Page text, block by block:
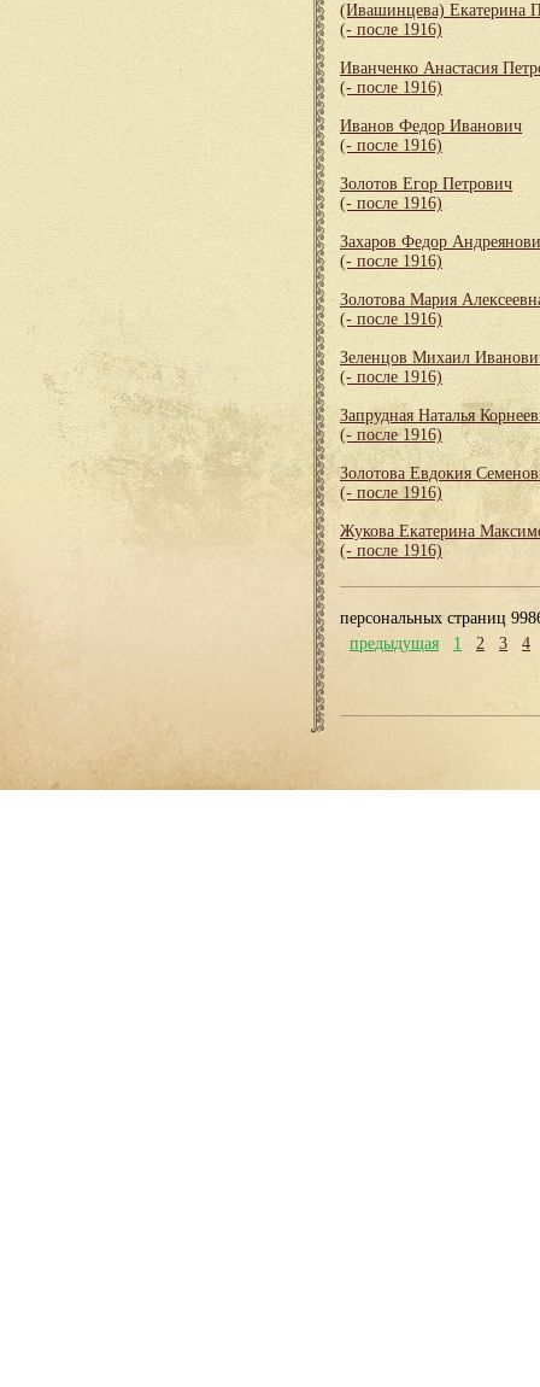
(Ивашинцева) Екатерина
(- после 1916)
Иванченко Анастасия
(- после 1916)
Иванов Федор Иванович
(- после 1916)
Золотов Егор Петрович
(- после 1916)
Захаров Федор
(- после 1916)
Золотова Мария
(- после 1916)
Зеленцов Михаил
(- после 1916)
Запрудная Наталья
(- после 1916)
Золотова Евдокия
(- после 1916)
Жукова Екатерина
(- после 1916)
персональных страниц
предыдущая
1 2 3 4